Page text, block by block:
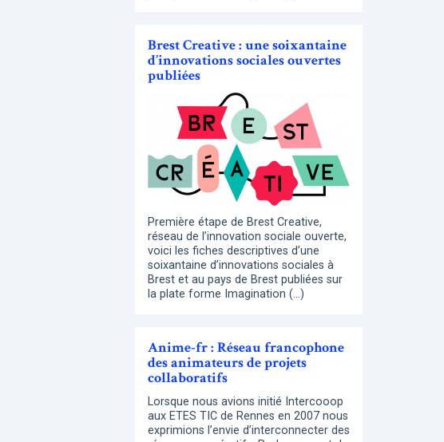
Brest Creative : une soixantaine
d’innovations sociales ouvertes
publiées
Première étape de Brest Creative,
réseau de l’innovation sociale ouverte,
voici les fiches descriptives d’une
soixantaine d’innovations sociales à
Brest et au pays de Brest publiées sur
la plate forme Imagination (…)
Anime-fr : Réseau francophone
des animateurs de projets
collaboratifs
Lorsque nous avions initié Intercooop
aux ETES TIC de Rennes en 2007 nous
exprimions l’envie d’interconnecter des